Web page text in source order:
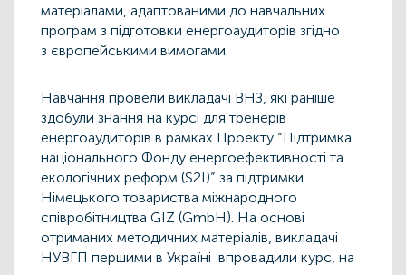
матеріалами, адаптованими до навчальних
програм з підготовки енергоаудиторів згідно
з європейськими вимогами.
Навчання провели викладачі ВНЗ, які раніше
здобули знання на курсі для тренерів
енергоаудиторів в рамках Проекту “Підтримка
національного Фонду енергоефективності та
екологічних реформ (S2I)” за підтримки
Німецького товариства міжнародного
співробітництва GIZ (GmbH). На основі
отриманих методичних матеріалів, викладачі
НУВГП першими в Україні впровадили курс, на